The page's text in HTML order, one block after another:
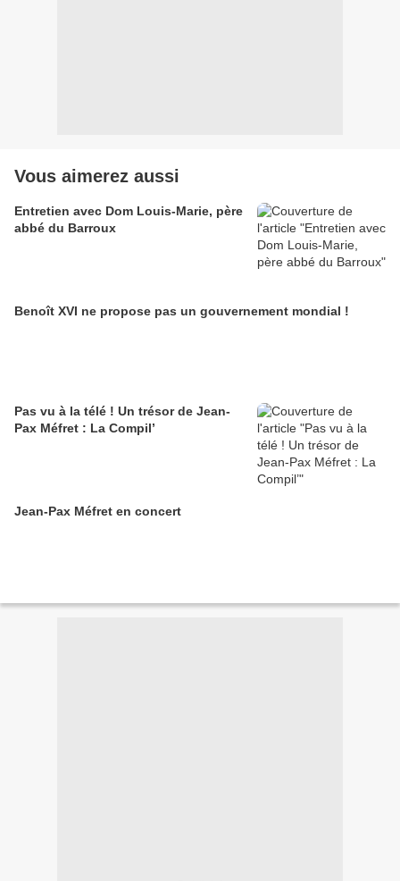
Vous aimerez aussi
Entretien avec Dom Louis-Marie, père
abbé du Barroux
Benoît XVI ne propose pas un gouvernement mondial !
Pas vu à la télé ! Un trésor de Jean-
Pax Méfret : La Compil’
Jean-Pax Méfret en concert